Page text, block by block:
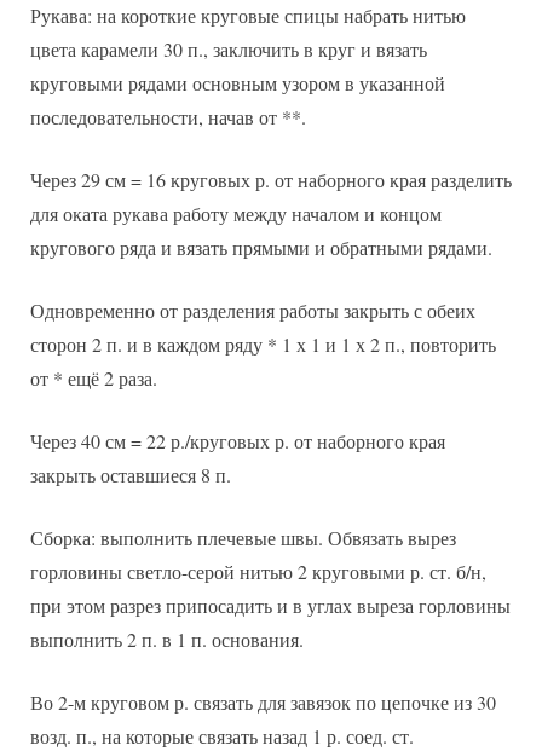
Рукава: на короткие круговые спицы набрать нитью
цвета карамели 30 п., заключить в круг и вязать
круговыми рядами основным узором в указанной
последовательности, начав от **.
Через 29 см = 16 круговых р. от наборного края разделить
для оката рукава работу между началом и концом
кругового ряда и вязать прямыми и обратными рядами.
Одновременно от разделения работы закрыть с обеих
сторон 2 п. и в каждом ряду * 1 х 1 и 1 х 2 п., повторить
от * ещё 2 раза.
Через 40 см = 22 р./круговых р. от наборного края
закрыть оставшиеся 8 п.
Сборка: выполнить плечевые швы. Обвязать вырез
горловины светло-серой нитью 2 круговыми р. ст. б/н,
при этом разрез припосадить и в углах выреза горловины
выполнить 2 п. в 1 п. основания.
Во 2-м круговом р. связать для завязок по цепочке из 30
возд. п., на которые связать назад 1 р. соед. ст.